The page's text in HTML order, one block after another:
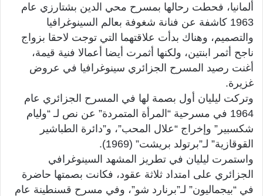
ألمانيا، فحطت رحالها بمسرح محي الدين بشتارزي عام
1963 كاشفة عن فنانة شغوفة بعالم السينوغرافيا
والتصميم، وهناك بدأت علاقتهما التي توجت لاحقا بزواج
ناجح أثمر ابنتين، ولكنها أثمرت أيضا أعمالا فنية قيمة،
أغنت رصيد المسرح الجزائري سينوغرافيا في عروض
غزيرة.
وتركت ليليان أول بصمة لها في المسرح الجزائري عام
1964 في مسرحية “المرأة المتمردة” عن نص لـ “وليام
شكسبير” وإخراج “علال المحب”، و”دائرة الطباشير
القوقازية” لـ”برتولد بريشت” (1969).
واستمرت ليليان في تطريز المشهد السينوغرافي
الجزائري على امتداد ثلاثة عقود، فكانت بصمتها حاضرة
في “بيجماليون” لـ”برنارد شو”، وفي مسرح قسنطينة عام